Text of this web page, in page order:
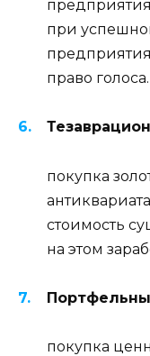
при
право голоса.
покупка
стоимость
на этом
покупка